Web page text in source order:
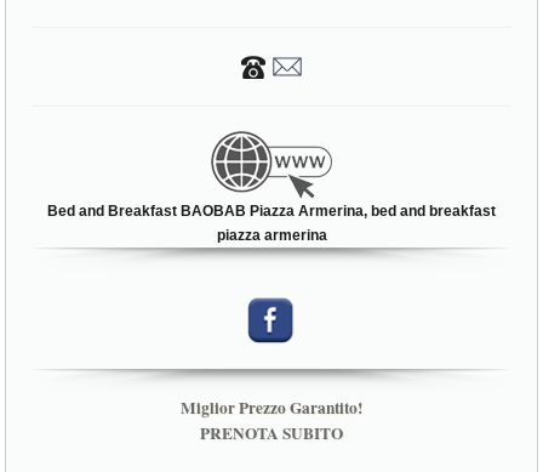
Bed and Breakfast BAOBAB Piazza Armerina, bed and breakfast
piazza armerina
Miglior Prezzo Garantito!
PRENOTA SUBITO